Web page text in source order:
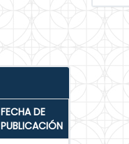
FECHA DE
PUBLICACIÓN